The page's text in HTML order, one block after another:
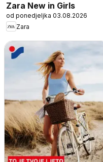
Zara New in Girls
od ponedjeljka 03.08.2026
Zara